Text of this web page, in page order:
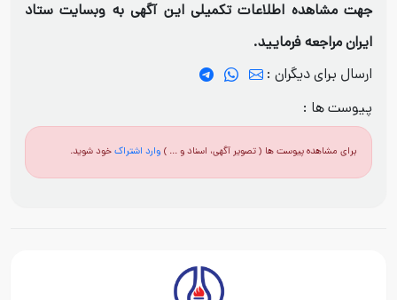
جهت مشاهده اطلاعات تکمیلی این آگهی به وبسایت ستاد
ایران مراجعه فرمایید.
ارسال برای دیگران :
پیوست ها :
برای مشاهده پیوست ها ( تصویر آگهی، اسناد و ... ) وارد اشتراکخود شوید.